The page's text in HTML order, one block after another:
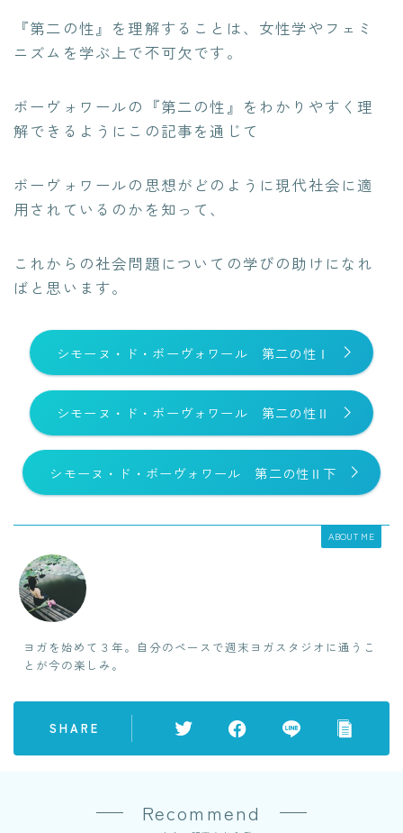
『第二の性』を理解することは、女性学やフェミ
ニズムを学ぶ上で不可欠です。
ボーヴォワールの『第二の性』をわかりやすく理
解できるようにこの記事を通じて
ボーヴォワールの思想がどのように現代社会に適
用されているのかを知って、
これからの社会問題についての学びの助けになれ
ばと思います。
シモーヌ・ド・ボーヴォワール 第二の性Ⅰ
シモーヌ・ド・ボーヴォワール 第二の性Ⅱ
シモーヌ・ド・ボーヴォワール 第二の性Ⅱ下
ABOUT ME
ヨガを始めて３年。自分のペースで週末ヨガスタジオに通うこ
とが今の楽しみ。
SHARE
Recommend